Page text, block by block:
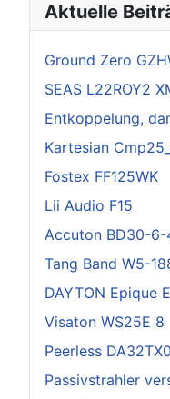
Aktuelle
Ground Zero
SEAS L22ROY2
Entkoppelung,
Kartesian
Fostex FF125WK
Lii Audio F15
Accuton BD30-6-
Tang Band W5-
DAYTON Epique
Visaton WS25E 8
Peerless
Passivstrahler